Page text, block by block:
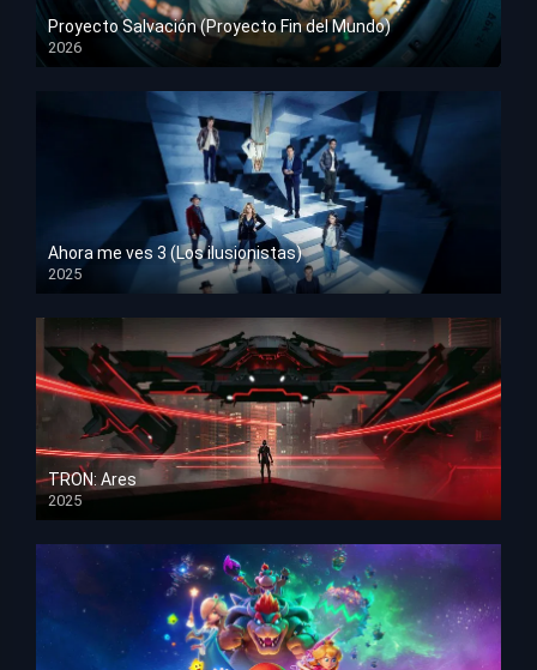
Proyecto Salvación (Proyecto Fin del Mundo)
2026
HD 1080p
Ahora me ves 3 (Los ilusionistas)
2025
HD 1080p
TRON: Ares
2025
HD 1080p